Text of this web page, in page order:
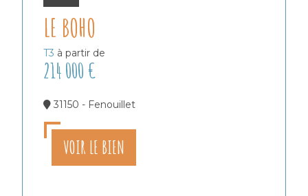
LE BOHO
T3 à partir de
214 000 €
31150 - Fenouillet
VOIR LE BIEN